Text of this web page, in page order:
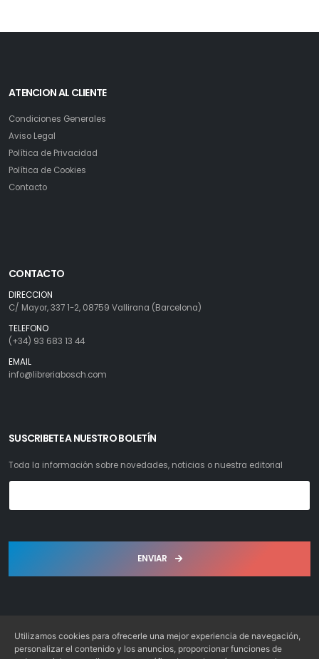
ATENCION AL CLIENTE
Condiciones Generales
Aviso Legal
Política de Privacidad
Política de Cookies
Contacto
CONTACTO
DIRECCION
C/ Mayor, 337 1-2, 08759 Vallirana (Barcelona)
TELEFONO
(+34) 93 683 13 44
EMAIL
info@libreriabosch.com
SUSCRIBETE A NUESTRO BOLETÍN
Toda la información sobre novedades, noticias o nuestra editorial
ENVIAR
Utilizamos cookies para ofrecerle una mejor experiencia de navegación,
personalizar el contenido y los anuncios, proporcionar funciones de